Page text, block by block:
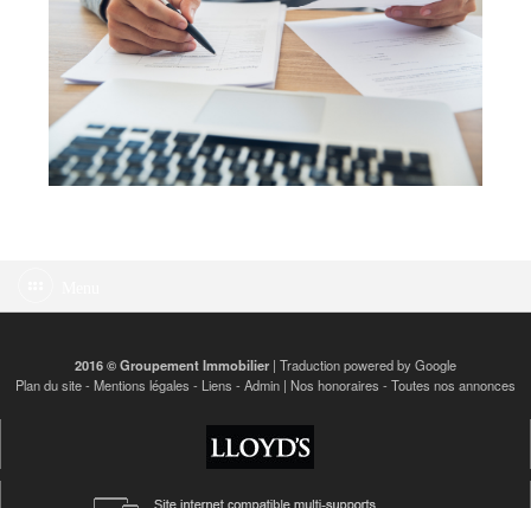
2016 © Groupement Immobilier | Traduction powered by Google
Plan du site- Mentions légales - Liens - Admin | Nos honoraires - Toutes nos annonces